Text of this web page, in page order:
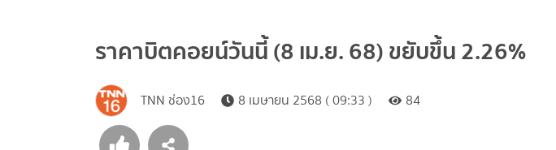
ราคาบิตคอยน์วันนี้ (8 เม.ย. 68) ขยับขึ้น 2.26%
TNN ช่อง16 8 เมษายน 2568 ( 09:33 ) 84